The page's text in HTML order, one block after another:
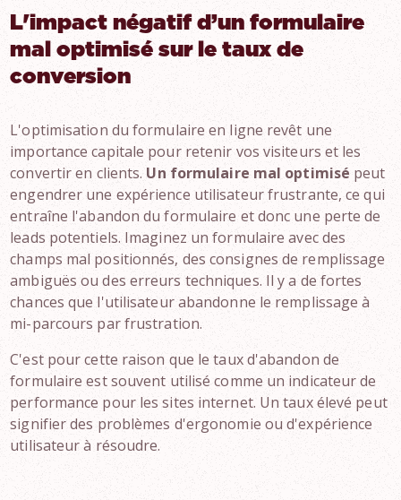
L'impact négatif d’un formulaire
mal optimisé sur le taux de
conversion
L'optimisation du formulaire en ligne revêt une
importance capitale pour retenir vos visiteurs et les
convertir en clients. Un formulaire mal optimisé peut
engendrer une expérience utilisateur frustrante, ce qui
entraîne l'abandon du formulaire et donc une perte de
leads potentiels. Imaginez un formulaire avec des
champs mal positionnés, des consignes de remplissage
ambiguës ou des erreurs techniques. Il y a de fortes
chances que l'utilisateur abandonne le remplissage à
mi-parcours par frustration.
C'est pour cette raison que le taux d'abandon de
formulaire est souvent utilisé comme un indicateur de
performance pour les sites internet. Un taux élevé peut
signifier des problèmes d'ergonomie ou d'expérience
utilisateur à résoudre.